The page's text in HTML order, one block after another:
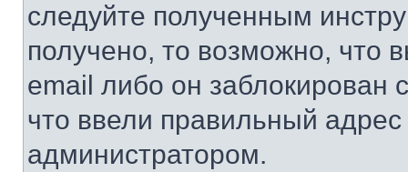
следуйте полученным
получено, то возможно, что
email либо он
что ввели правильный адрес
администратором.